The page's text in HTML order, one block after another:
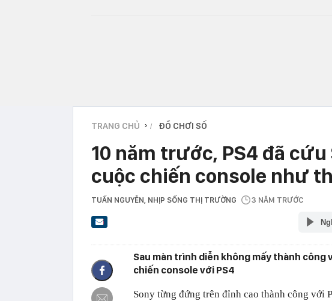
TRANG CHỦ › ĐỒ CHƠI SỐ
10 năm trước, PS4 đã
cuộc chiến console như
TUẤN NGUYỄN , NHỊP SỐNG THỊ TRƯỜNG 3 NĂM TRƯỚC
Sau màn trình diễn không mấy thành công
chiến console với PS4
Sony từng đứng trên đỉnh cao thành công với